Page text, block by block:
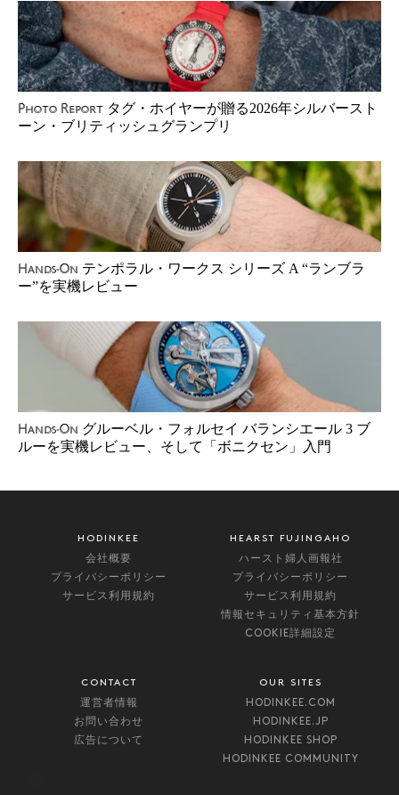
Photo Report タグ・ホイヤーが贈る2026年シルバースト
ーン・ブリティッシュグランプリ
Hands-On テンポラル・ワークス シリーズ A “ランブラ
ー”を実機レビュー
Hands-On グルーベル・フォルセイ バランシエール 3 ブ
ルーを実機レビュー、そして「ボニクセン」入門
HODINKEE
会社概要
プライバシーポリシー
サービス利用規約
HEARST FUJINGAHO
ハースト婦人画報社
プライバシーポリシー
サービス利用規約
情報セキュリティ基本方針
COOKIE詳細設定
CONTACT
運営者情報
お問い合わせ
広告について
OUR SITES
HODINKEE.COM
HODINKEE.JP
HODINKEE SHOP
HODINKEE COMMUNITY